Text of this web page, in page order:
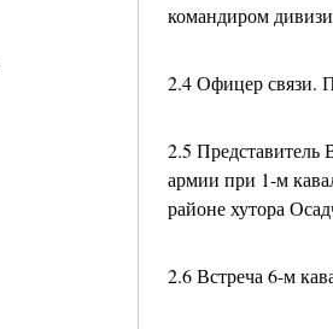
командиром
2.4 Офицер связи.
2.5 Представитель
армии при 1-м
районе хутора
2.6 Встреча 6-м